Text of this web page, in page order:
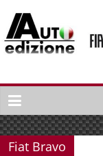
naar
inhoud
Auto
La
Gazetta
Fiat Bravo